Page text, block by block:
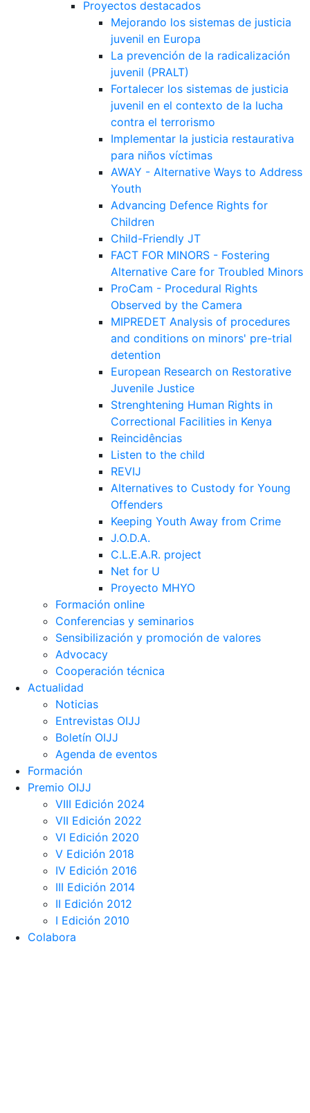
Proyectos destacados
Mejorando los sistemas de justicia
juvenil en Europa
La prevención de la radicalización
juvenil (PRALT)
Fortalecer los sistemas de justicia
juvenil en el contexto de la lucha
contra el terrorismo
Implementar la justicia restaurativa
para niños víctimas
AWAY - Alternative Ways to Address
Youth
Advancing Defence Rights for
Children
Child-Friendly JT
FACT FOR MINORS - Fostering
Alternative Care for Troubled Minors
ProCam - Procedural Rights
Observed by the Camera
MIPREDET Analysis of procedures
and conditions on minors' pre-trial
detention
European Research on Restorative
Juvenile Justice
Strenghtening Human Rights in
Correctional Facilities in Kenya
Reincidências
Listen to the child
REVIJ
Alternatives to Custody for Young
Offenders
Keeping Youth Away from Crime
J.O.D.A.
C.L.E.A.R. project
Net for U
Proyecto MHYO
Formación online
Conferencias y seminarios
Sensibilización y promoción de valores
Advocacy
Cooperación técnica
Actualidad
Noticias
Entrevistas OIJJ
Boletín OIJJ
Agenda de eventos
Formación
Premio OIJJ
VIII Edición 2024
VII Edición 2022
VI Edición 2020
V Edición 2018
IV Edición 2016
III Edición 2014
II Edición 2012
I Edición 2010
Colabora